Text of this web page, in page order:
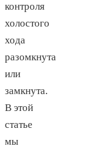
контроля
холостого
хода
разомкнута
или
замкнута.
В этой
статье
мы